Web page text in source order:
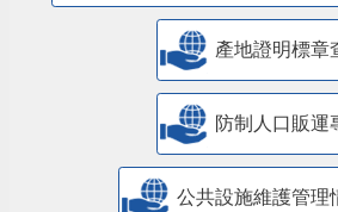
產地證明標章
防制人口販運
公共設施維護管理